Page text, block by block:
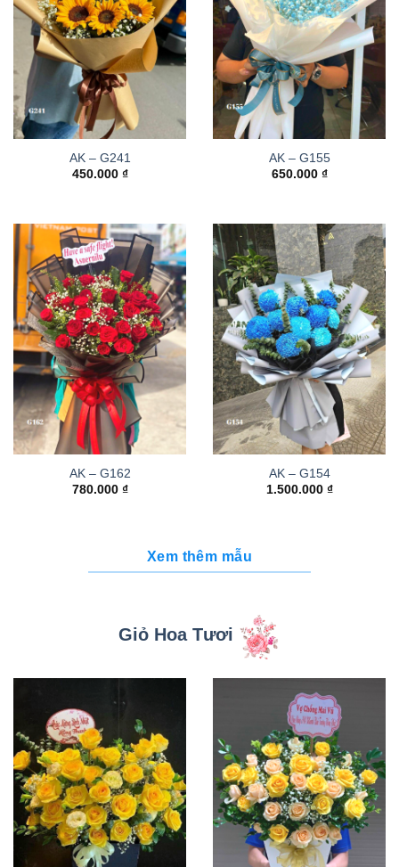
AK – G241
450.000 ₫
AK – G155
650.000 ₫
AK – G162
780.000 ₫
AK – G154
1.500.000 ₫
Xem thêm mẫu
Giỏ Hoa Tươi